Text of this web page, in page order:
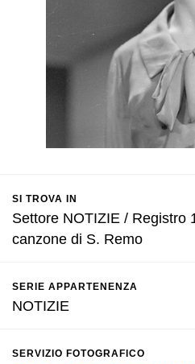
SI TROVA IN
Settore NOTIZIE / Registro
canzone di S. Remo
SERIE APPARTENENZA
NOTIZIE
SERVIZIO FOTOGRAFICO